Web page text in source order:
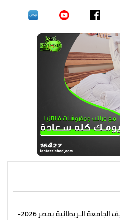
مصاريف الجامعة البريطانية بمصر 2026-